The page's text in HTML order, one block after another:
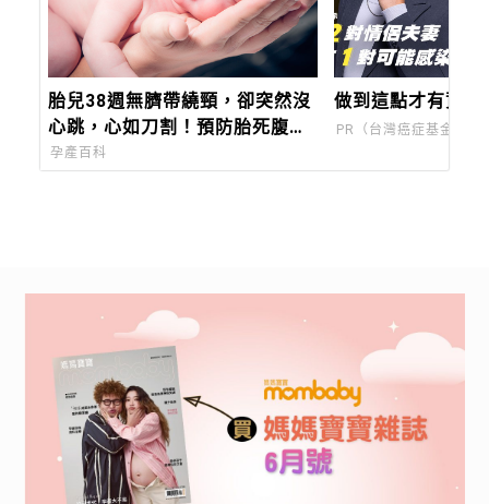
胎兒38週無臍帶繞頸，卻突然沒
心跳，心如刀割！預防胎死腹中
注意胎兒6徵兆、母體5狀況
孕產百科
做到這點才有資格
PR（台灣癌症基金會）